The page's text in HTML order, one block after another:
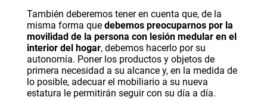
También deberemos tener en cuenta que, de la
misma forma que debemos preocuparnos por la
movilidad de la persona con lesión medular en el
interior del hogar, debemos hacerlo por su
autonomía. Poner los productos y objetos de
primera necesidad a su alcance y, en la medida de
lo posible, adecuar el mobiliario a su nueva
estatura le permitirán seguir con su día a día.